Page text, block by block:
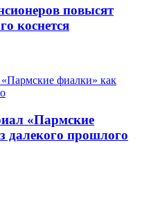
повысят
коснется
«Пармские
далекого прошлого